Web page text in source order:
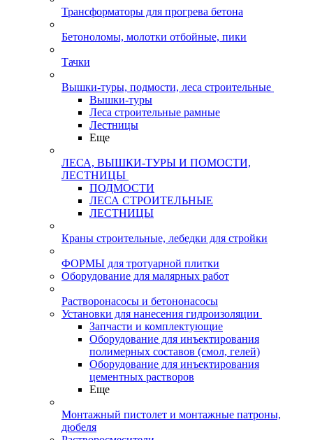
Трансформаторы для прогрева бетона
Бетоноломы, молотки отбойные, пики
Тачки
Вышки-туры, подмости, леса строительные
Вышки-туры
Леса строительные рамные
Лестницы
Еще
ЛЕСА, ВЫШКИ-ТУРЫ И ПОМОСТИ,
ЛЕСТНИЦЫ
ПОДМОСТИ
ЛЕСА СТРОИТЕЛЬНЫЕ
ЛЕСТНИЦЫ
Краны строительные, лебедки для стройки
ФОРМЫ для тротуарной плитки
Оборудование для малярных работ
Растворонасосы и бетононасосы
Установки для нанесения гидроизоляции
Запчасти и комплектующие
Оборудование для инъектирования
полимерных составов (смол, гелей)
Оборудование для инъектирования
цементных растворов
Еще
Монтажный пистолет и монтажные патроны,
дюбеля